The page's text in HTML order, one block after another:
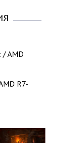
/ AMD
R7-